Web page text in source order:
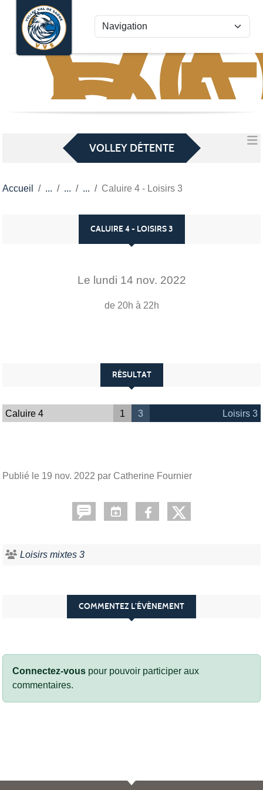
VOLLEY DÉTENTE
Accueil Caluire 4 - Loisirs 3
CALUIRE 4 - LOISIRS 3
Le lundi 14 nov. 2022
de 20h à 22h
RÉSULTAT
Caluire 4 1 3 Loisirs 3
Publié le 19 nov. 2022 par Catherine Fournier
Loisirs mixtes 3
COMMENTEZ L’ÉVÈNEMENT
Connectez-vous pour pouvoir participer aux
commentaires.
Panneau de gestion des cookies